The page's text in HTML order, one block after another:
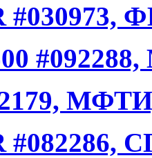
#030973,
#082286,